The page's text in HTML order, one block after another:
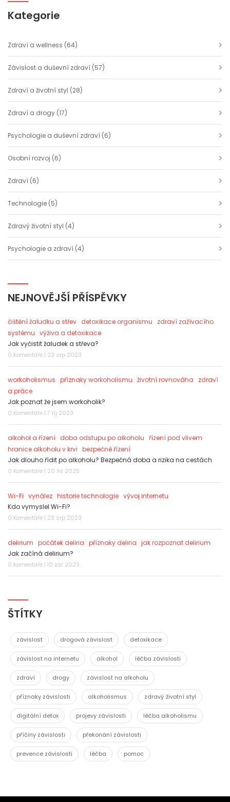
Kategorie
Zdraví a wellness (64)
Závislost a duševní zdraví (57)
Zdraví a životní styl (28)
Zdraví a drogy (17)
Psychologie a duševní zdraví (6)
Osobní rozvoj (6)
Zdraví (6)
Technologie (5)
Zdravý životní styl (4)
Psychologie a zdraví (4)
NEJNOVĚJŠÍ PŘÍSPĚVKY
čištění žaludku a střev detoxikace organismu
zdraví zažívacího
systému výživa a detoxikace
Jak vyčistit žaludek a střeva?
0 Komentáře | 23 srp 2023
workoholismus příznaky workoholismu životní rovnováha
zdraví
a práce
Jak poznat že jsem workoholik?
0 Komentáře | 7 říj 2023
alkohol a řízení doba odstupu po alkoholu
řízení pod vlivem
hranice alkoholu v krvi bezpečné řízení
Jak dlouho řídit po alkoholu? Bezpečná doba a rizika na cestách
0 Komentáře | 20 lis 2025
Wi-Fi vynález historie technologie vývoj internetu
Kdo vymyslel Wi-Fi?
0 Komentáře | 23 srp 2023
delirium počátek deliria příznaky deliria jak rozpoznat delirium
Jak začíná delirium?
0 Komentáře | 10 zář 2023
ŠTÍTKY
závislost drogová závislost detoxikace
závislost na internetu alkohol léčba závislosti
zdraví drogy závislost na alkoholu
příznaky závislosti alkoholismus zdravý životní styl
digitální detox projevy závislosti léčba alkoholismu
příčiny závislosti překonání závislosti
prevence závislosti léčba pomoc